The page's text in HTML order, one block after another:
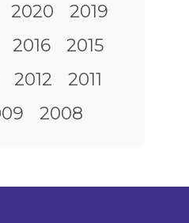
2020
2019
2016
2015
2012
2011
2008